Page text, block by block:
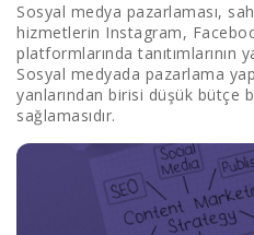
Sosyal medya pazarlaması,
hizmetlerin Instagram,
platformlarında tanıtımlarının
Sosyal medyada pazarlama
yanlarından birisi düşük bütçe
sağlamasıdır.